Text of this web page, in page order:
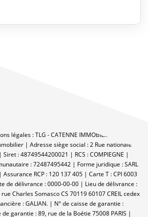
légales : TLG - CATENNE IMMOBILIER | Raison
| Adresse siège social : 2 Rue nationale -
: 48749544200021 | RCS : COMPIEGNE |
: 72487495442 | Forme juridique : SARL
RCP : 120 137 405 | Carte T : CPI 6003
de délivrance : 0000-00-00 | Lieu de délivrance :
Charles Somasco CS 70119 60107 CREIL cedex
: GALIAN. | N° de caisse de garantie :
garantie : 89, rue de la Boétie 75008 PARIS |